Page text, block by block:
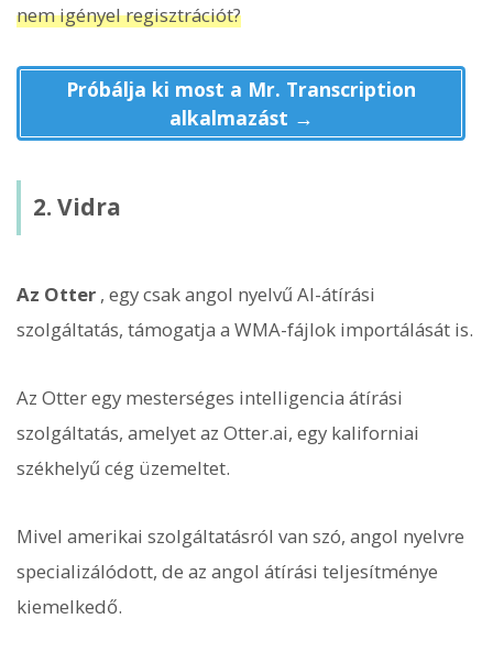
nem igényel regisztrációt?
Próbálja ki most a Mr. Transcription
alkalmazást →
2. Vidra
Az Otter , egy csak angol nyelvű AI-átírási
szolgáltatás, támogatja a WMA-fájlok importálását is.
Az Otter egy mesterséges intelligencia átírási
szolgáltatás, amelyet az Otter.ai, egy kaliforniai
székhelyű cég üzemeltet.
Mivel amerikai szolgáltatásról van szó, angol nyelvre
specializálódott, de az angol átírási teljesítménye
kiemelkedő.